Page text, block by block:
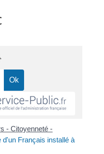
- Citoyenneté -
d'un Français installé à